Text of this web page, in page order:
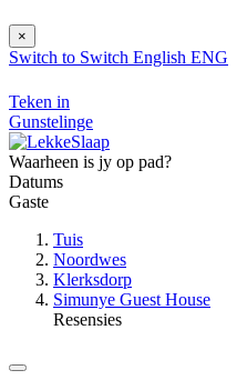
×
Switch to Switch English ENG
Teken in
Gunstelinge
Waarheen is jy op pad?
Datums
Gaste
Tuis
Noordwes
Klerksdorp
Simunye Guest House
Resensies